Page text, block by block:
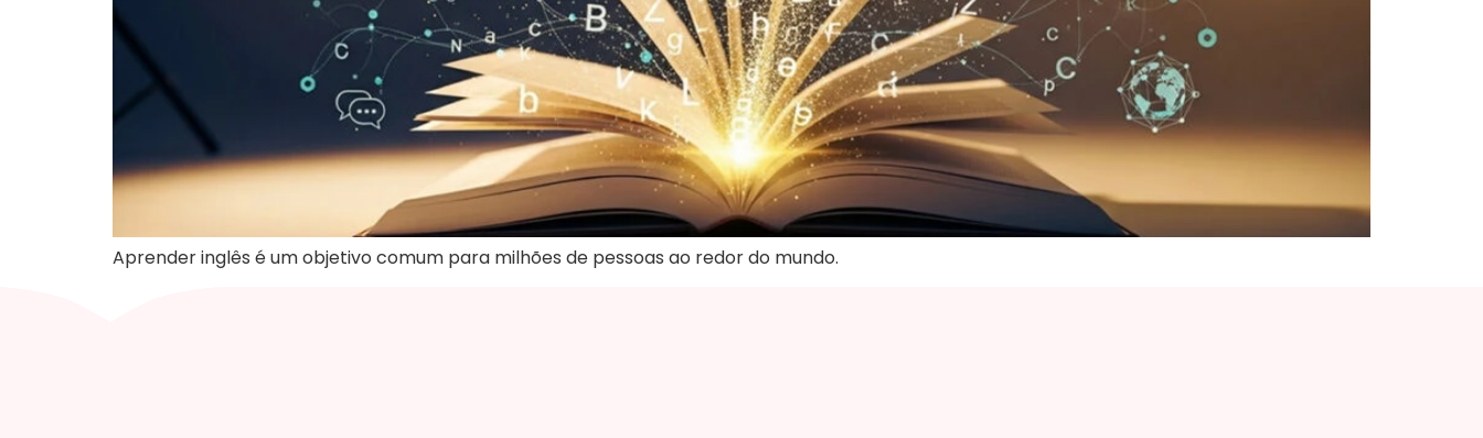
Aprender inglês é um objetivo comum para milhões de pessoas ao redor do mundo.